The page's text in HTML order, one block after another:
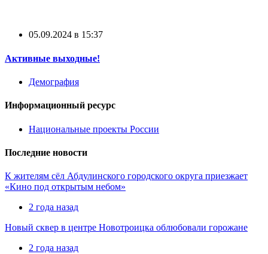
05.09.2024 в 15:37
Активные выходные!
Демография
Информационный ресурс
Национальные проекты России
Последние новости
К жителям сёл Абдулинского городского округа приезжает
«Кино под открытым небом»
2 года назад
Новый сквер в центре Новотроицка облюбовали горожане
2 года назад